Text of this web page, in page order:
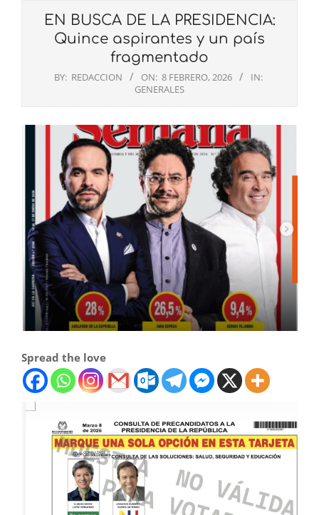
EN BUSCA DE LA PRESIDENCIA:
Quince aspirantes y un país
fragmentado
BY: REDACCION ON: 8 FEBRERO, 2026
IN:
GENERALES
Spread the love